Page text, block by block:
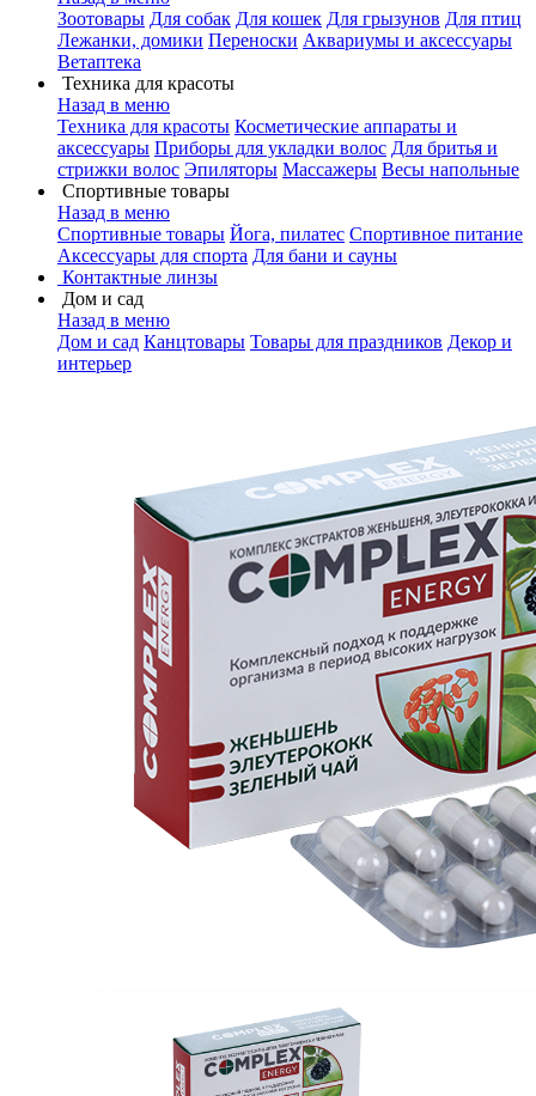
Зоотовары Для собак Для кошек Для грызунов Для птиц
Лежанки, домики Переноски Аквариумы и аксессуары
Ветаптека
Техника для красоты
Назад в меню
Техника для красоты Косметические аппараты и
аксессуары Приборы для укладки волос Для бритья и
стрижки волос Эпиляторы Массажеры Весы напольные
Спортивные товары
Назад в меню
Спортивные товары Йога, пилатес Спортивное питание
Аксессуары для спорта Для бани и сауны
Контактные линзы
Дом и сад
Назад в меню
Дом и сад Канцтовары Товары для праздников Декор и
интерьер